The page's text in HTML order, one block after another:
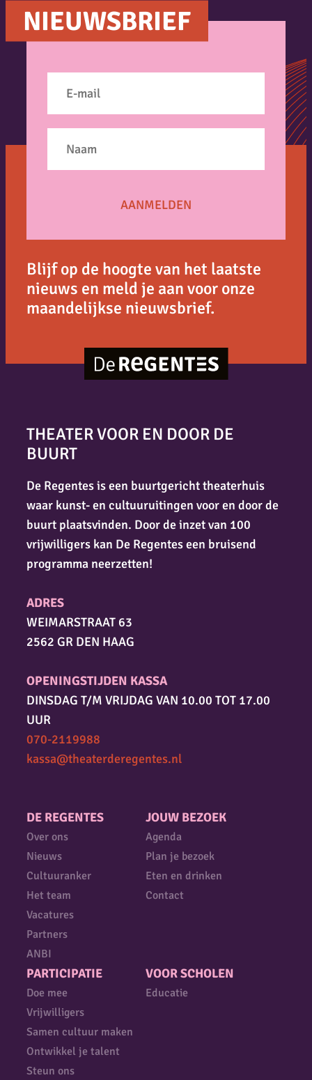
NIEUWSBRIEF
Blijf op de hoogte van het laatste
nieuws en meld je aan voor onze
maandelijkse nieuwsbrief.
DE REGENTES
Over ons
Nieuws
Cultuuranker
Het team
Vacatures
Partners
ANBI
JOUW BEZOEK
Agenda
Plan je bezoek
Eten en drinken
Contact
PARTICIPATIE
Doe mee
Vrijwilligers
Samen cultuur maken
Ontwikkel je talent
Steun ons
VOOR SCHOLEN
Educatie
THEATER VOOR EN DOOR DE
BUURT
De Regentes is een buurtgericht theaterhuis
waar kunst- en cultuuruitingen voor en door de
buurt plaatsvinden. Door de inzet van 100
vrijwilligers kan De Regentes een bruisend
programma neerzetten!
ADRES
WEIMARSTRAAT 63
2562 GR DEN HAAG
OPENINGSTIJDEN KASSA
DINSDAG T/M VRIJDAG VAN 10.00 TOT 17.00
UUR
070-2119988
kassa@theaterderegentes.nl